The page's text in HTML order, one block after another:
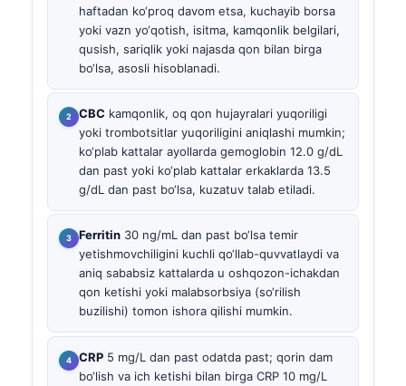
haftadan ko‘proq davom etsa, kuchayib borsa
yoki vazn yo‘qotish, isitma, kamqonlik belgilari,
qusish, sariqlik yoki najasda qon bilan birga
bo‘lsa, asosli hisoblanadi.
CBC kamqonlik, oq qon hujayralari yuqoriligi
yoki trombotsitlar yuqoriligini aniqlashi mumkin;
ko‘plab kattalar ayollarda gemoglobin 12.0 g/dL
dan past yoki ko‘plab kattalar erkaklarda 13.5
g/dL dan past bo‘lsa, kuzatuv talab etiladi.
Ferritin 30 ng/mL dan past bo‘lsa temir
yetishmovchiligini kuchli qo‘llab-quvvatlaydi va
aniq sababsiz kattalarda u oshqozon-ichakdan
qon ketishi yoki malabsorbsiya (so‘rilish
buzilishi) tomon ishora qilishi mumkin.
CRP 5 mg/L dan past odatda past; qorin dam
bo‘lish va ich ketishi bilan birga CRP 10 mg/L